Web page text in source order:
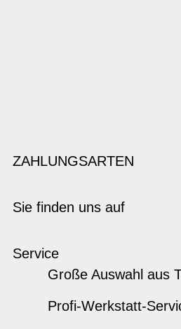
ZAHLUNGSARTEN
Sie finden uns auf
Service
Große Auswahl aus
Profi-Werkstatt-